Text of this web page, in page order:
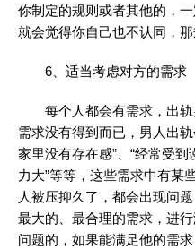
你制定的规则或者其他的，
就会觉得你自己也不认同，那
6、适当考虑对方的需求
每个人都会有需求，出
需求没有得到而已，男人出
家里没有存在感”、“经常受到
力大”等等，这些需求中有某
人被压抑久了，都会出现问
最大的、最合理的需求，进
问题的，如果能满足他的需